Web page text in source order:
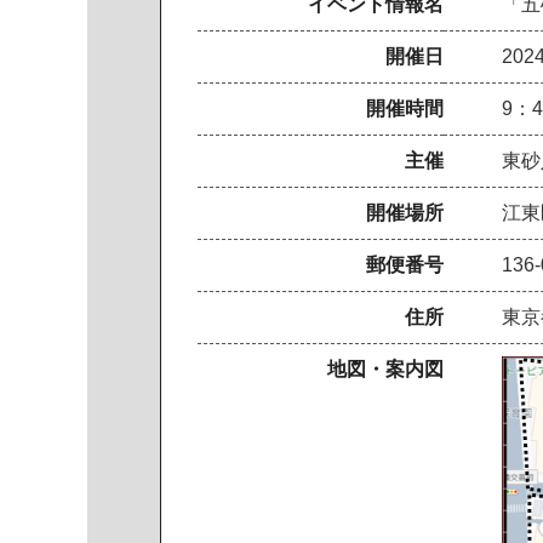
イベント情報名 「
開催日
開催時間 9：
主催 東
開催場所 江
郵便番号
住所 東
地図・案内図